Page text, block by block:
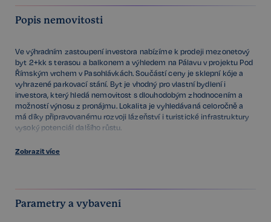
Popis nemovitosti
Ve výhradním zastoupení investora nabízíme k prodeji mezonetový
byt 2+kk s terasou a balkonem a výhledem na Pálavu v projektu Pod
Římským vrchem v Pasohlávkách. Součástí ceny je sklepní kóje a
vyhrazené parkovací stání. Byt je vhodný pro vlastní bydlení i
investora, který hledá nemovitost s dlouhodobým zhodnocením a
možností výnosu z pronájmu. Lokalita je vyhledávaná celoročně a
má díky připravovanému rozvoji lázeňství i turistické infrastruktury
vysoký potenciál dalšího růstu.
Podlahová plocha bytu činí 65,5 m², terasa má 18,5 m², balkon 4,1
pracovní části, terasa rozšiřuje možnost využití bytu v letních
Zobrazit více
Parametry a vybavení